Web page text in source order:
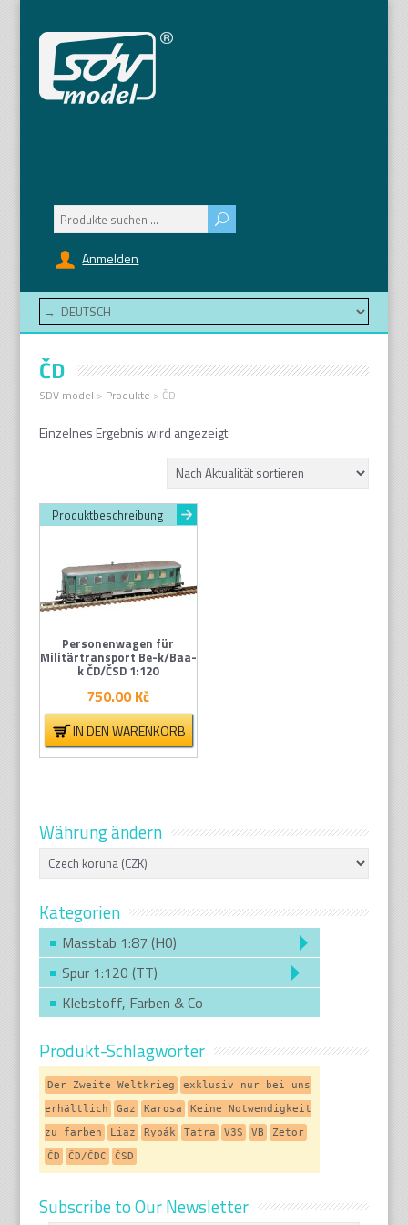
Anmelden
Suchen
nach:
ČD
SDV model > Produkte > ČD
Einzelnes Ergebnis wird angezeigt
Produktbeschreibung
Personenwagen für
Militärtransport Be-k/Baa-
k ČD/ČSD 1:120
750.00Kč
IN DEN WARENKORB
Währung ändern
Kategorien
Masstab 1:87 (H0)
Spur 1:120 (TT)
Klebstoff, Farben & Co
Produkt-Schlagwörter
Der Zweite Weltkrieg
exklusiv nur bei uns
erhältlich
Gaz Karosa
Keine Notwendigkeit
zu farben
Liaz Rybák Tatra V3S VB
Zetor
ČD
ČD/ČDC ČSD
Subscribe to Our Newsletter